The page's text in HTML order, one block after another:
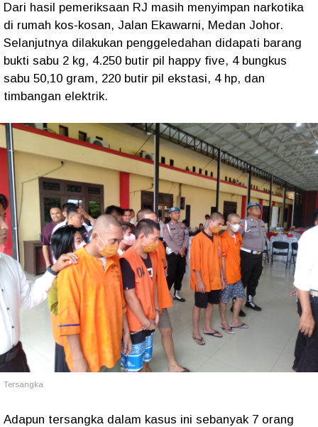
Dari hasil pemeriksaan RJ masih menyimpan narkotika
di rumah kos-kosan, Jalan Ekawarni, Medan Johor.
Selanjutnya dilakukan penggeledahan didapati barang
bukti sabu 2 kg, 4.250 butir pil happy five, 4 bungkus
sabu 50,10 gram, 220 butir pil ekstasi, 4 hp, dan
timbangan elektrik.
Tersangka
Adapun tersangka dalam kasus ini sebanyak 7 orang